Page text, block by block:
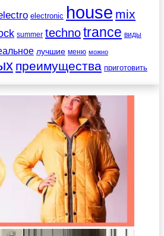
electronic house mix
summer technotrance виды
лучшие меню можно
преимущества приготовить